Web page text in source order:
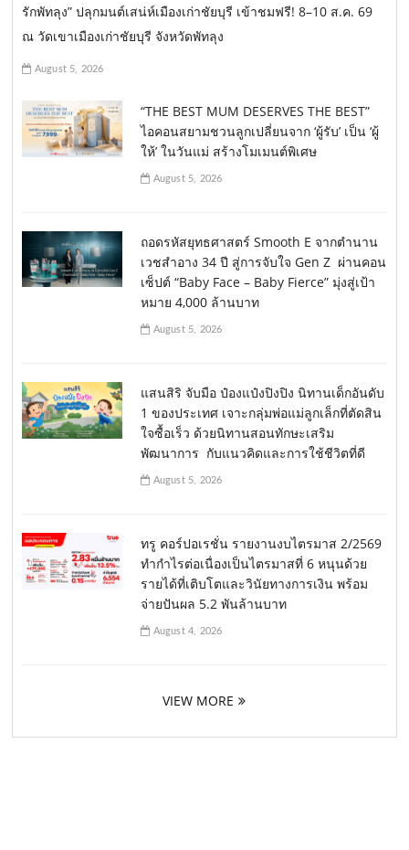
รักพัทลุง” ปลุกมนต์เสน่ห์เมืองเก่าชัยบุรี เข้าชมฟรี! 8–10 ส.ค. 69
ณ วัดเขาเมืองเก่าชัยบุรี จังหวัดพัทลุง
August 5, 2026
“THE BEST MUM DESERVES THE BEST”
ไอคอนสยามชวนลูกเปลี่ยนจาก ‘ผู้รับ’ เป็น ‘ผู้
ให้’ ในวันแม่ สร้างโมเมนต์พิเศษ
August 5, 2026
ถอดรหัสยุทธศาสตร์ Smooth E จากตำนาน
เวชสำอาง 34 ปี สู่การจับใจ Gen Z ผ่านคอน
เซ็ปต์ “Baby Face – Baby Fierce” มุ่งสู่เป้า
หมาย 4,000 ล้านบาท
August 5, 2026
แสนสิริ จับมือ ป๋องแป๋งปิงปิง นิทานเด็กอันดับ
1 ของประเทศ เจาะกลุ่มพ่อแม่ลูกเล็กที่ตัดสิน
ใจซื้อเร็ว ด้วยนิทานสอนทักษะเสริม
พัฒนาการ กับแนวคิดและการใช้ชีวิตที่ดี
August 5, 2026
ทรู คอร์ปอเรชั่น รายงานงบไตรมาส 2/2569
ทำกำไรต่อเนื่องเป็นไตรมาสที่ 6 หนุนด้วย
รายได้ที่เติบโตและวินัยทางการเงิน พร้อม
จ่ายปันผล 5.2 พันล้านบาท
August 4, 2026
VIEW MORE